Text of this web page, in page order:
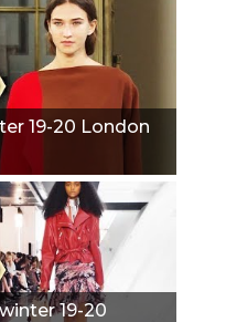
19-20 London
19-20